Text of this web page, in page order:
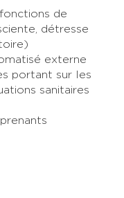
de
détresse
externe
portant sur les
sanitaires